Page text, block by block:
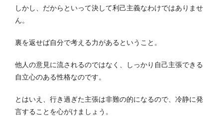
しかし、だからといって決して利己主義なわけではありませ
ん。
裏を返せば自分で考える力があるということ。
他人の意見に流されるのではなく、しっかり自己主張できる
自立心のある性格なのです。
とはいえ、行き過ぎた主張は非難の的になるので、冷静に発
言することを心がけましょう。